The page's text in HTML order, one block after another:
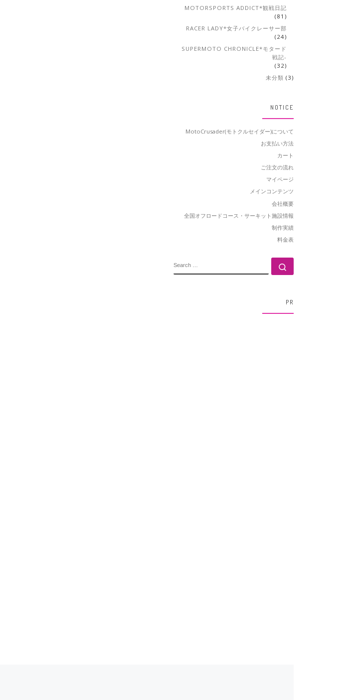
MOTORSPORTS ADDICT*観戦日記
(81)
RACER LADY*女子バイクレーサー部
(24)
SUPERMOTO CHRONICLE*モタード
戦記-
(32)
未分類 (3)
NOTICE
MotoCrusader(モトクルセイダー)について
お支払い方法
カート
ご注文の流れ
マイページ
メインコンテンツ
会社概要
全国オフロードコース・サーキット施設情報
制作実績
料金表
PR